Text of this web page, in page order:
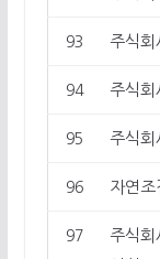
93 주식회
94 주식회
95 주식회
96 자연조
97
주식회